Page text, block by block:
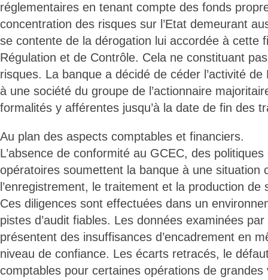
réglementaires en tenant compte des fonds
concentration des risques sur l’Etat demeurant
se contente de la dérogation lui accordée à cette
Régulation et de Contrôle. Cela ne constituant
risques. La banque a décidé de céder l’activité
à une société du groupe de l’actionnaire
formalités y afférentes jusqu’à la date de fin des
Au plan des aspects comptables et financiers.
L’absence de conformité au GCEC, des
opératoires soumettent la banque à une situation
l’enregistrement, le traitement et la production de
Ces diligences sont effectuées dans un
pistes d’audit fiables. Les données examinées
présentent des insuffisances d’encadrement en
niveau de confiance. Les écarts retracés, le
comptables pour certaines opérations de